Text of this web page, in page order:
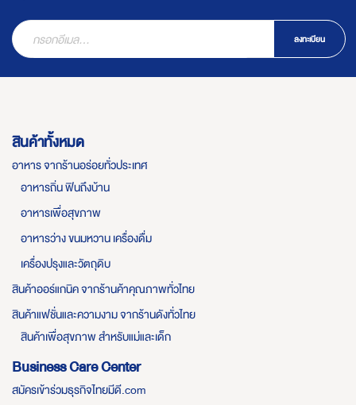
ลงทะเบียน
สินค้าทั้งหมด
อาหาร จากร้านอร่อยทั่วประเทศ
อาหารถิ่น ฟินถึงบ้าน
อาหารเพื่อสุขภาพ
อาหารว่าง ขนมหวาน เครื่องดื่ม
เครื่องปรุงและวัตถุดิบ
สินค้าออร์แกนิค จากร้านค้าคุณภาพทั่วไทย
สินค้าแฟชั่นและความงาม จากร้านดังทั่วไทย
สินค้าเพื่อสุขภาพ สำหรับแม่และเด็ก
Business Care Center
สมัครเข้าร่วมธุรกิจไทยมีดี.com